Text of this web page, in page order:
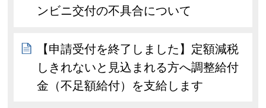
ンビニ交付の不具合について
【申請受付を終了しました】定額減税
しきれないと見込まれる方へ調整給付
金（不足額給付）を支給します